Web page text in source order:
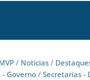
/ Notícias /
- Governo / Secretarias -